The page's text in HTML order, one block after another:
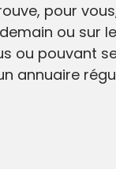
pour
ou sur
ou pouvant
annuaire